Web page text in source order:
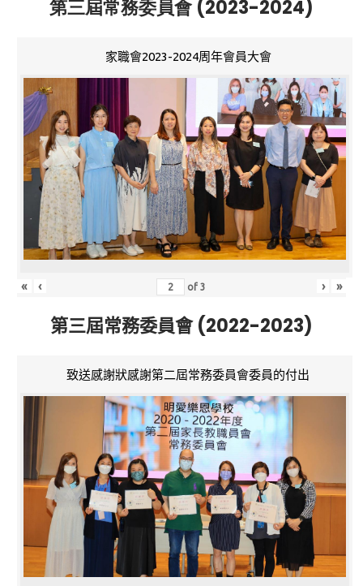
第三屆常務委員會 (2023-2024)
家職會2023-2024周年會員大會
« ‹ of3 › »
第三屆常務委員會 (2022-2023)
致送感謝狀感謝第二屆常務委員會委員的付出